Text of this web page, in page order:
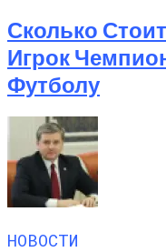
Сколько
Игрок
Футболу
НОВОСТИ